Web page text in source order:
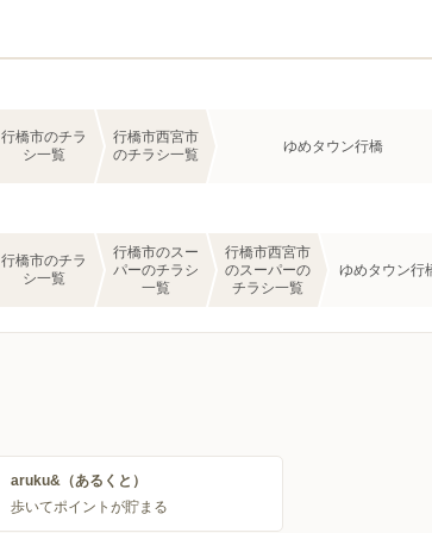
行橋市のチラ
シ一覧
行橋市西宮市
のチラシ一覧
ゆめタウン行橋
行橋市のチラ
シ一覧
行橋市のスー
パーのチラシ
一覧
行橋市西宮市
のスーパーの
チラシ一覧
ゆめタウン行
aruku&（あるくと）
歩いてポイントが貯まる